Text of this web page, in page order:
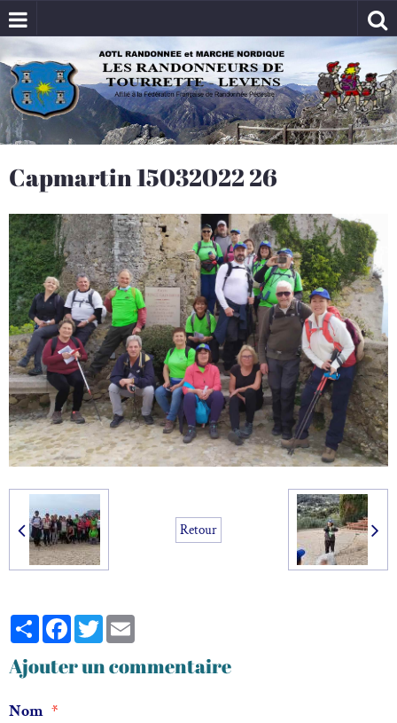
Capmartin 15032022 26
Retour
PartagerFacebook
Twitter
Ajouter un commentaire
Nom